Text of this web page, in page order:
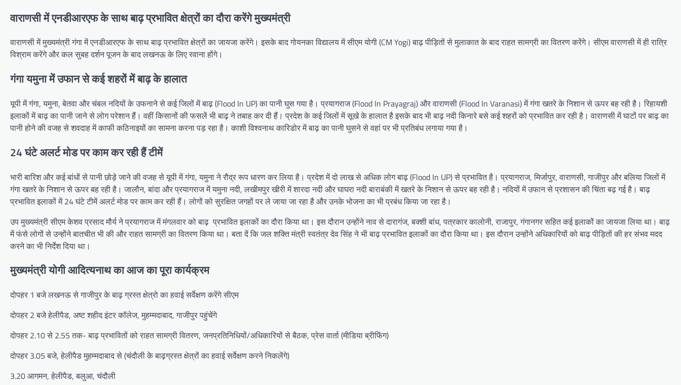
वाराणसी में एनडीआरएफ के साथ बाढ़ प्रभावित क्षेत्रों का दौरा करेंगे मुख्‍यमंत्री
वाराणसी में मुख्‍यमंत्री गंगा में एनडीआरएफ के साथ बाढ़ प्रभावित क्षेत्रों का जायजा करेंगे। इसके बाद गोयनका विद्यालय में सीएम योगी (CM Yogi) बाढ़ पीड़ितों से मुलाकात के बाद राहत सामग्री का वितरण करेंगे। सीएम वाराणसी में ही रात्रि
विश्राम करेंगे और कल सुबह दर्शन पूजन के बाद लखनऊ के ल‍िए रवाना होंगे।
गंगा यमुना में उफान से कई शहरों में बाढ़ के हालात
यूपी में गंगा, यमुना, बेतवा और चंबल नद‍ियों के उफनाने से कई ज‍िलों में बाढ़ (Flood In UP) का पानी घुस गया है। प्रयागराज (Flood In Prayagraj) और वाराणसी (Flood In Varanasi) में गंगा खतरे के न‍िशान से ऊपर बह रही है। र‍िहायशी
इलाकों में बाढ़ का पानी जाने से लोग परेशान हैं। वहीं क‍िसानों की फसलें भी बाढ़ ने तबाह कर दी हैं। प्रदेश के कई ज‍िलों में सूखे के हालात है इसके बाद भी बाढ़ नदी क‍िनारे बसे कई शहरों को प्रभाव‍ित कर रही है। वाराणसी में घाटों पर बाढ़ का
पानी होने की वजह से शवदाह में काफी कठिनाइयों का सामना करना पड़ रहा है। काशी विश्वनाथ कारिडोर में बाढ़ का पानी घुसने से वहां पर भी प्रत‍िबंध लगाया गया है।
24 घंटे अलर्ट मोड पर काम कर रही हैं टीमें
भारी बार‍िश और कई बांधों से पानी छोड़े जाने की वजह से यूपी में गंगा, यमुना ने रौद्र रूप धारण कर ल‍िया है। प्रदेश में दो लाख से अध‍िक लोग बाढ़ (Flood In UP) से प्रभाव‍ित है। प्रयागराज, मिर्जापुर, वाराणसी, गाजीपुर और बलिया जिलों में
गंगा खतरे के निशान से ऊपर बह रही है। जालौन, बांदा और प्रयागराज में यमुना नदी, लखीमपुर खीरी में शारदा नदी और घाघरा नदी बाराबंकी में खतरे के निशान से ऊपर बह रही है। नद‍ियों में उफान से प्रशासन की च‍िंता बढ़ गई है। बाढ़
प्रभाव‍ित इलाकों में 24 घंटे टीमें अलर्ट मोड पर काम कर रही हैं। लोगों को सुरक्ष‍ित जगहों पर ले जाया जा रहा है और उनके भोजना का भी प्रबंध क‍िया जा रहा है।
उप मुख्‍यमंत्री सीएम केशव प्रसाद मौर्य ने प्रयागराज में मंगलवार को बाढ़ प्रभावित इलाकों का दौरा किया था। इस दौरान उन्होंने नाव से दारागंज, बक्शी बांध, पत्रकार कालोनी, राजापुर, गंगानगर सहित कई इलाकों का जायजा लि‍या था। बाढ़
में फंसे लोगों से उन्‍होंने बातचीत भी की और राहत सामग्री का वितरण किया था। बता दें क‍ि जल शक्‍ति मंत्री स्‍वतंत्र देव स‍िंह ने भी बाढ़ प्रभाव‍ित इलाकों का दौरा क‍िया था। इस दौरान उन्‍होंने अध‍िकार‍ियों को बाढ़ पीड़‍ितों की हर संभव मदद
करने का भी न‍िर्देश द‍िया था।
मुख्‍यमंत्री योगी आद‍ित्‍यनाथ का आज का पूरा कार्यक्रम
दोपहर 1 बजे लखनऊ से गाजीपुर के बाढ़ ग्रस्त क्षेत्रो का हवाई सर्वेक्षण करेंगे सीएम
दोपहर 2 बजे हेलीपैड, अष्ट शहीद इंटर कॉलेज, मुहम्मदाबाद, गाजीपुर पहुंचेंगे
दोपहर 2.10 से 2.55 तक- बाढ़ प्रभावितों को राहत सामग्री वितरण, जनप्रतिनिधियों/अधिकारियों से बैठक, प्रेस वार्ता (मीडिया ब्रीफिंग)
दोपहर 3.05 बजे, हेलीपैड मुहम्मदाबाद से (चंदौली के बाढ़ग्रस्त क्षेत्रों का हवाई सर्वेक्षण करने न‍िकलेंगे)
3.20 आगमन, हेलीपैड, बलुआ, चंदौली